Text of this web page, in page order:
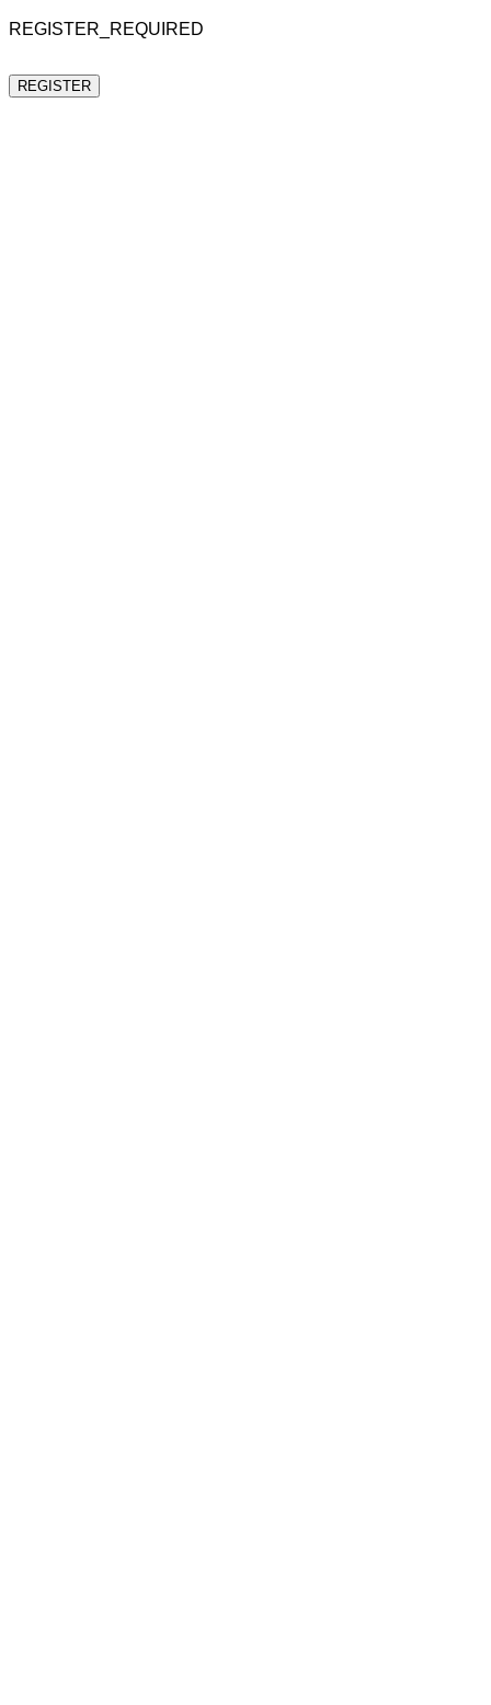
REGISTER_REQUIRED
REGISTER